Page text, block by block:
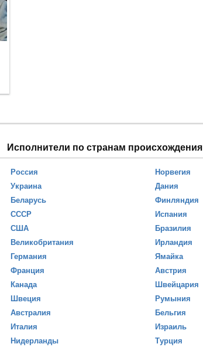
Исполнители по странам происхождения
Россия
Украина
Беларусь
СССР
США
Великобритания
Германия
Франция
Канада
Швеция
Австралия
Италия
Нидерланды
Норвегия
Дания
Финляндия
Испания
Бразилия
Ирландия
Ямайка
Австрия
Швейцария
Румыния
Бельгия
Израиль
Турция